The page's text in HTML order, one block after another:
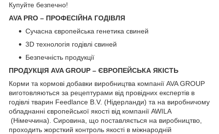
Купуйте безпечно!
AVA PRO – ПРОФЕСІЙНА ГОДІВЛЯ
Сучасна європейська генетика свиней
3D технологія годівлі свиней
Безпечність продукції
ПРОДУКЦІЯ AVA GROUP – ЄВРОПЕЙСЬКА ЯКІСТЬ
Корми та кормові добавки виробництва компанії AVA GROUP
виготовляються за рецептурами від провідних експертів в
годівлі тварин Feedlance B.V. (Нідерланди) та на виробничому
обладнанні європейської якості від компанії AWILA
(Німеччина). Сировина, що поставляється на виробництво,
проходить жорсткий контроль якості в міжнародній